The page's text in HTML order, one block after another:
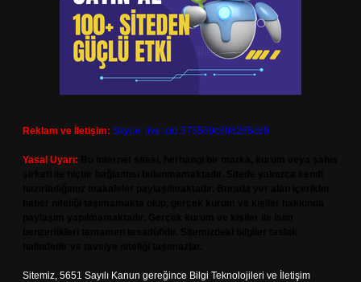
Reklam ve İletişim: Skype: live:.cid.575569c608265c69
Yasal Uyarı:
Sitemiz, 5651 Sayılı Kanun gereğince Bilgi Teknolojileri ve İletişim